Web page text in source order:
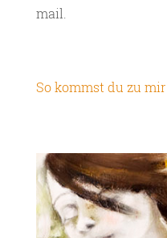
mail.
So kommst du zu mir